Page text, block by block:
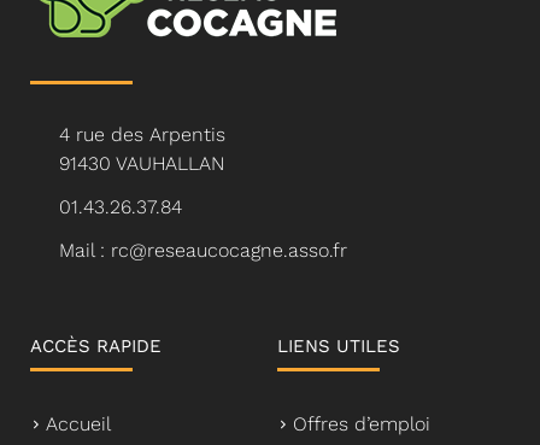
4 rue des Arpentis
91430 VAUHALLAN
01.43.26.37.84
Mail : rc@reseaucocagne.asso.fr
ACCÈS RAPIDE
Accueil
LIENS UTILES
Offres d’emploi